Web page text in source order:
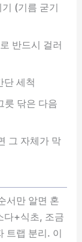
(기름 굳기
반드시 걸러
단 세척
릇 닦은 다음
그 자체가 막
서만 알면 혼
다+식초, 조금
트랩 분리. 이